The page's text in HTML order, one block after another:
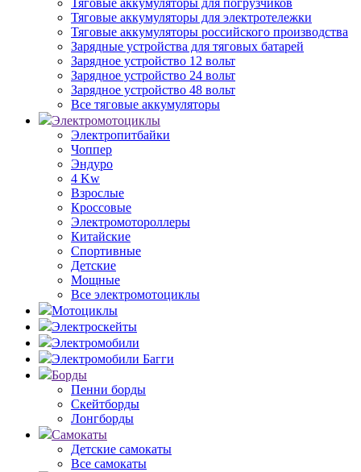
Тяговые аккумуляторы для погрузчиков
Тяговые аккумуляторы для электротележки
Тяговые аккумуляторы российского производства
Зарядные устройства для тяговых батарей
Зарядное устройство 12 вольт
Зарядное устройство 24 вольт
Зарядное устройство 48 вольт
Все тяговые аккумуляторы
Электромотоциклы
Электропитбайки
Чоппер
Эндуро
4 Kw
Взрослые
Кроссовые
Электромотороллеры
Китайские
Спортивные
Детские
Мощные
Все электромотоциклы
Мотоциклы
Электроскейты
Электромобили
Электромобили Багги
Борды
Пенни борды
Скейтборды
Лонгборды
Самокаты
Детские самокаты
Все самокаты